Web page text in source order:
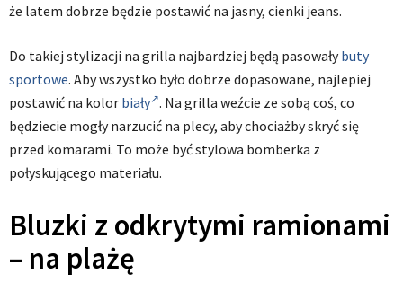
że latem dobrze będzie postawić na jasny, cienki jeans.
Do takiej stylizacji na grilla najbardziej będą pasowałybuty
sportowe. Aby wszystko było dobrze dopasowane, najlepiej
postawić na kolor biały . Na grilla weźcie ze sobą coś, co
będziecie mogły narzucić na plecy, aby chociażby skryć się
przed komarami. To może być stylowa bomberka z
połyskującego materiału.
Bluzki z odkrytymi ramionami
– na plażę